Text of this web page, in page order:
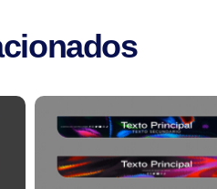
Comprar